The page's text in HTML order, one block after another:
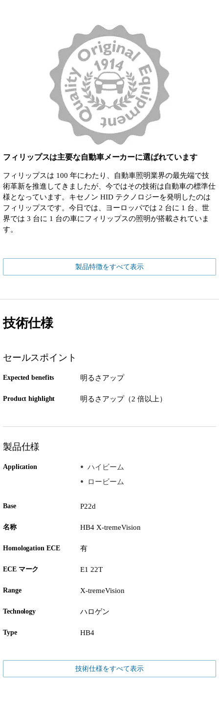
フィリップスは主要な自動車メーカーに選ばれています
フィリップスは 100 年にわたり、自動車照明業界の最先端で技
術革新を推進してきましたが、今ではその技術は自動車の標準仕
様となっています。キセノン HID テクノロジーを発明したのは
フィリップスです。今日では、ヨーロッパでは 2 台に 1 台、世
界では 3 台に 1 台の車にフィリップスの照明が搭載されていま
す。
製品特徴をすべて表示
技術仕様
セールスポイント
Expected benefits 明るさアップ
Product highlight 明るさアップ（2 倍以上）
製品仕様
Application
ハイビーム
ロービーム
Base P22d
名称 HB4 X-tremeVision
Homologation ECE 有
ECE マーク E1 22T
Range X-tremeVision
Technology ハロゲン
Type HB4
技術仕様をすべて表示